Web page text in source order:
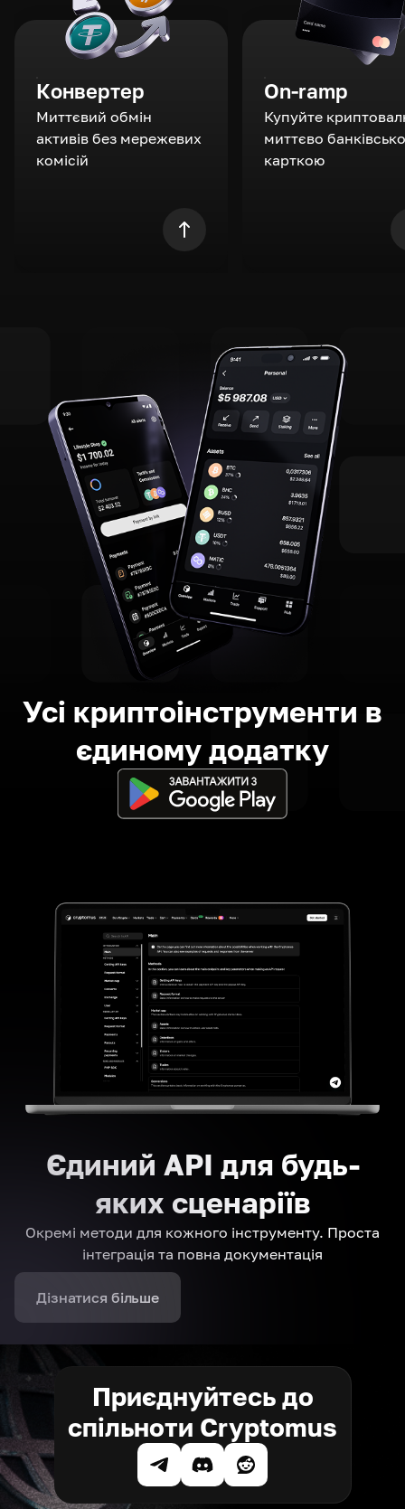
Конвертер
Миттєвий обмін
активів без мережевих
комісій
On-ramp
Купуйте
миттєво
карткою
Усі криптоінструменти в
єдиному додатку
Єдиний API для будь-
яких сценаріїв
Окремі методи для кожного інструменту. Проста
інтеграція та повна документація
Дізнатися більше
Приєднуйтесь до
спільноти Cryptomus